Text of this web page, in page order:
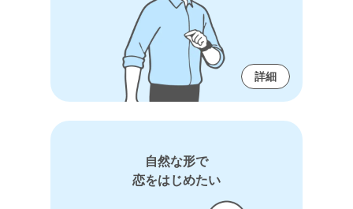
詳細
自然な形で
恋をはじめたい